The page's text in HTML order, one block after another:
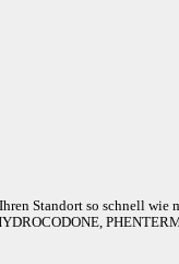
Standort so schnell